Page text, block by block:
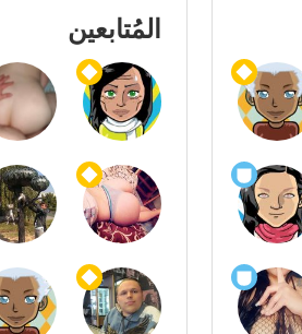
المُتابعين